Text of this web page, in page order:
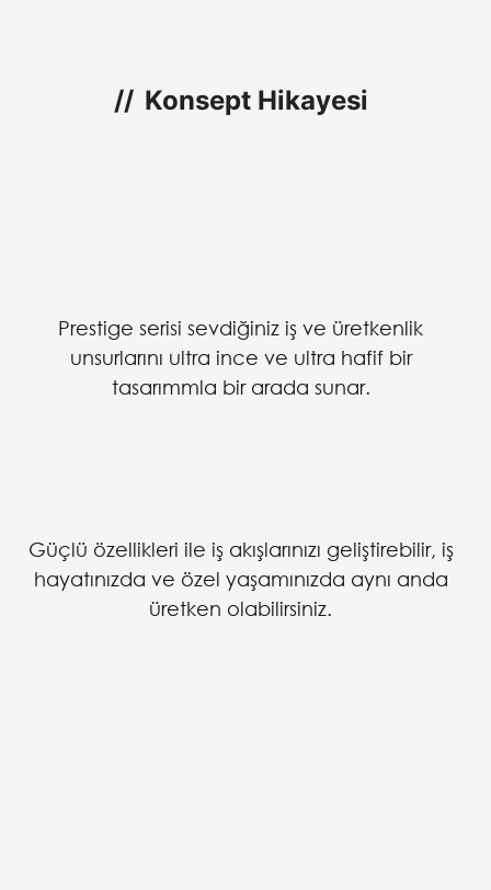
Konsept Hikayesi
Prestige serisi sevdiğiniz iş ve üretkenlik
unsurlarını ultra ince ve ultra hafif bir
tasarımmla bir arada sunar.
Güçlü özellikleri ile iş akışlarınızı geliştirebilir, iş
hayatınızda ve özel yaşamınızda aynı anda
üretken olabilirsiniz.